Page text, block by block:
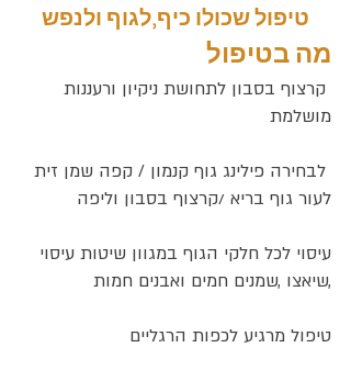
טיפול שכולו כיף,לגוף ולנפש
מה בטיפול
קרצוף בסבון לתחושת ניקיון ורעננות
מושלמת
לבחירה פילינג גוף קנמון / קפה שמן זית
לעור גוף בריא /קרצוף בסבון וליפה
עיסוי לכל חלקי הגוף במגוון שיטות עיסוי
,שיאצו ,שמנים חמים ואבנים חמות
טיפול מרגיע לכפות הרגליים